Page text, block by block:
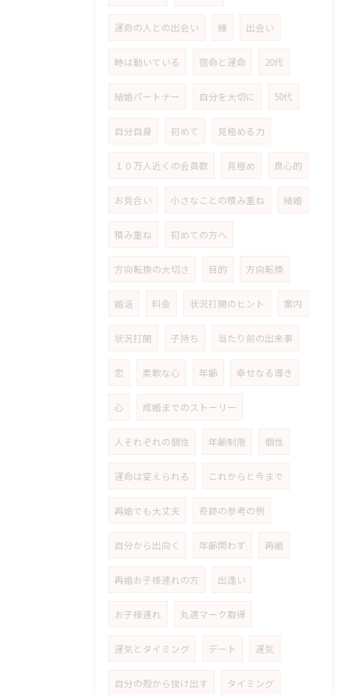
運命の人との出会い 縁 出会い
時は動いている 宿命と運命 20代
結婚パートナー 自分を大切に 50代
自分自身 初めて 見極める力
１０万人近くの会員数 見極め 良心的
お見合い 小さなことの積み重ね 結婚
積み重ね 初めての方へ
方向転換の大切さ 目的 方向転換
婚活 料金 状況打開のヒント 案内
状況打開 子持ち 当たり前の出来事
恋 柔軟な心 年齢 幸せなる導き
心 成婚までのストーリー
人それぞれの個性 年齢制限 個性
運命は変えられる これからと今まで
再婚でも大丈夫 奇跡の参考の例
自分から出向く 年齢問わず 再婚
再婚お子様連れの方 出逢い
お子様連れ 丸適マーク取得
運気とタイミング デート 運気
自分の殻から抜け出す タイミング